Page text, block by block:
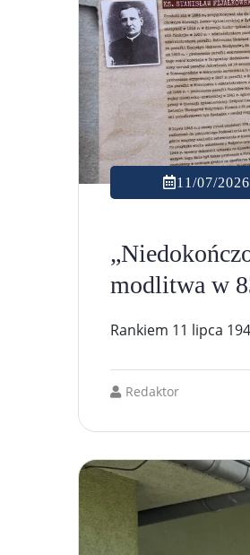
11/07/2026
modlitwa w
Rankiem 11 lipca
Redaktor